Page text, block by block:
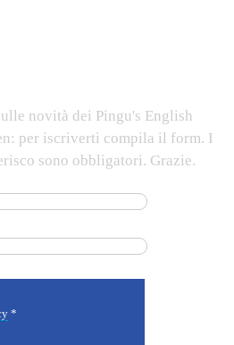
novità dei Pingu's English
per iscriverti compila il form. I
sono obbligatori. Grazie.
*